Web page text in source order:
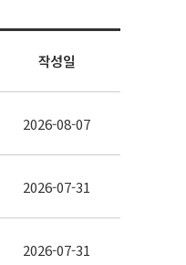
작성일
2026-08-07
2026-07-31
2026-07-31